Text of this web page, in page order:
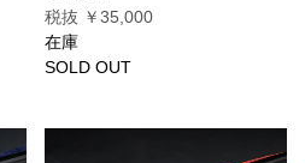
税抜 ￥35,000
在庫
SOLD OUT